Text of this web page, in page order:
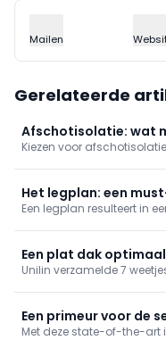
Mailen
Gerelateerde
Afschotisolatie: wat
zonnepanelen?
Kiezen voor
bouwelementen en -
Het legplan: een
Een legplan resulteert in
Een plat dak
Unilin verzamelde 7
Een primeur voor de
Met deze state-of-the-art